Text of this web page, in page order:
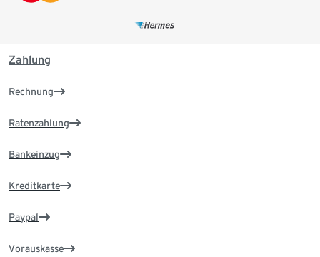
Zahlung
Rechnung
Ratenzahlung
Bankeinzug
Kreditkarte
Paypal
Vorauskasse